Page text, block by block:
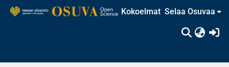
Kokoelmat Selaa Osuvaa